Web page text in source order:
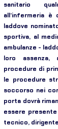
sanitario
all’infermeria
laddove
sportiva, al
ambulanze -
loro
procedure di
le procedure
soccorso nei
porta dovrà
essere presente
tecnico,